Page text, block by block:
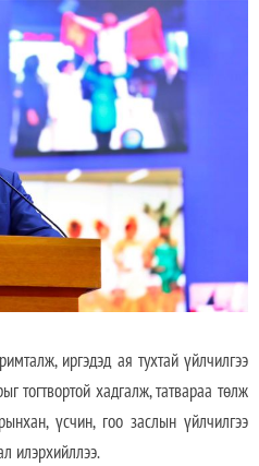
иргэдэд ая тухтай үйлчилгээ
тогтвортой хадгалж, татвараа төлж
үсчин, гоо заслын үйлчилгээ
илэрхийллээ.